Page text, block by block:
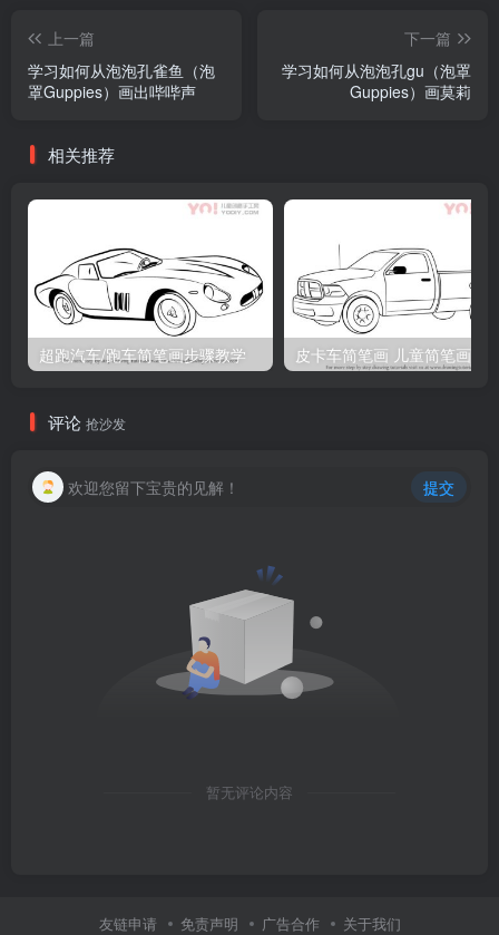
上一篇
学习如何从泡泡孔雀鱼（泡
罩Guppies）画出哔哔声
下一篇
学习如何从泡泡孔gu（泡罩
Guppies）画莫莉
相关推荐
超跑汽车/跑车简笔画步骤教学 皮卡车简笔画 儿童简笔画
评论 抢沙发
欢迎您留下宝贵的见解！ 提交
暂无评论内容
友链申请 免责声明 广告合作 关于我们